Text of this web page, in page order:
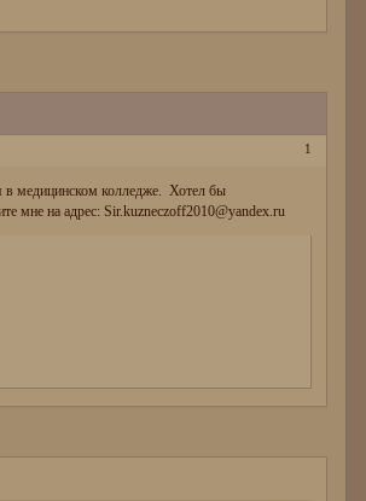
1
медицинском колледже. Хотел бы
мне на адрес: Sir.kuzneczoff2010@yandex.ru